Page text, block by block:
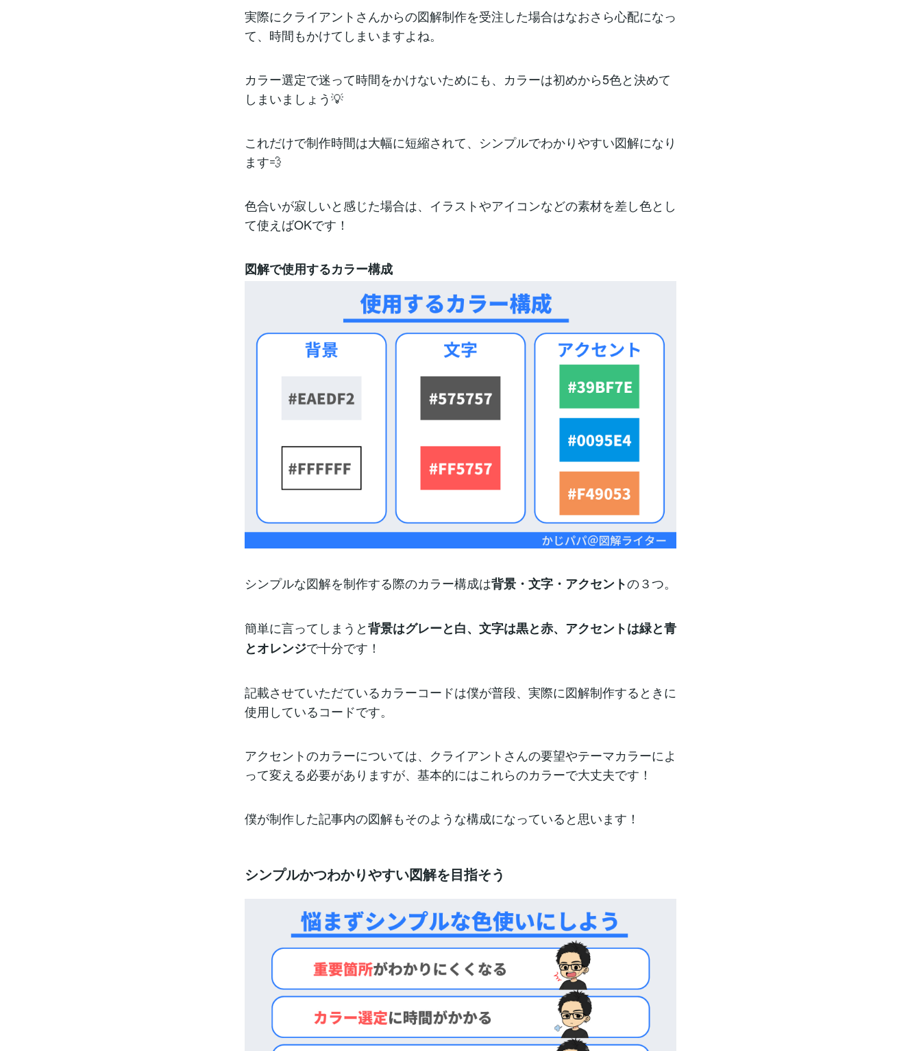
実際にクライアントさんからの図解制作を受注した場合はなおさら心配になっ
て、時間もかけてしまいますよね。
カラー選定で迷って時間をかけないためにも、カラーは初めから5色と決めて
しまいましょう💡
これだけで制作時間は大幅に短縮されて、シンプルでわかりやすい図解になり
ます💨
色合いが寂しいと感じた場合は、イラストやアイコンなどの素材を差し色とし
て使えばOKです！
図解で使用するカラー構成
シンプルな図解を制作する際のカラー構成は背景・文字・アクセントの３つ。
簡単に言ってしまうと背景はグレーと白、文字は黒と赤、アクセントは緑と青
とオレンジで十分です！
記載させていただているカラーコードは僕が普段、実際に図解制作するときに
使用しているコードです。
アクセントのカラーについては、クライアントさんの要望やテーマカラーによ
って変える必要がありますが、基本的にはこれらのカラーで大丈夫です！
僕が制作した記事内の図解もそのような構成になっていると思います！
シンプルかつわかりやすい図解を目指そう